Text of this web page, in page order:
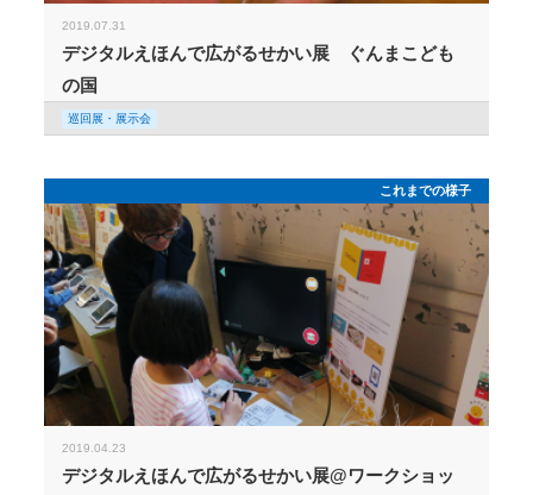
2019.07.31
デジタルえほんで広がるせかい展 ぐんまこども
の国
巡回展・展示会
これまでの様子
2019.04.23
デジタルえほんで広がるせかい展@ワークショッ